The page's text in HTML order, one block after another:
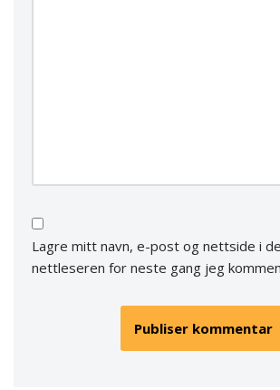
Lagre mitt navn, e-post og nettside i
nettleseren for neste gang jeg